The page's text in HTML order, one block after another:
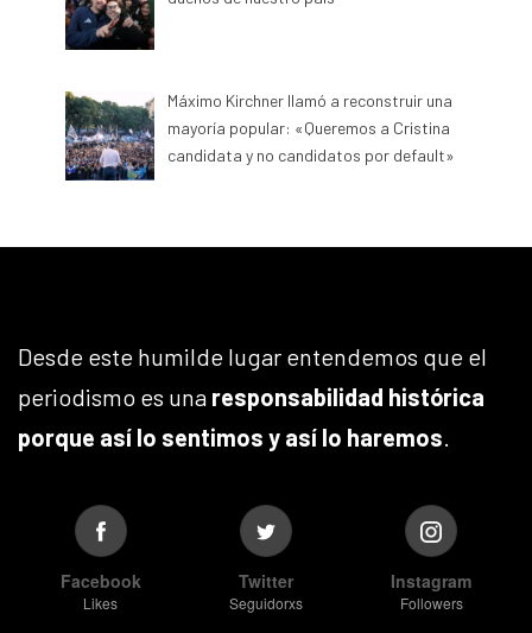
Máximo Kirchner llamó a reconstruir una
mayoría popular: «Queremos a Cristina
candidata y no candidatos por default»
Desde este humilde lugar entendemos que el
periodismo es una responsabilidad histórica
porque así lo sentimos y así lo haremos.
Facebook
Likes
Twitter
Seguidorxs
Instagram
Followers